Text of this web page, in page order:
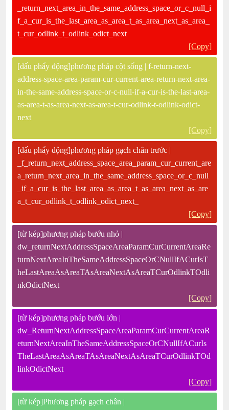
_return_next_area_in_the_same_address_space_or_c_null_i
f_a_cur_is_the_last_area_as_area_t_as_area_next_as_area_
t_cur_odlink_t_odlink_odict_next
[Copy]
[dấu phẩy động]phương pháp cột sống | f-return-next-
address-space-area-param-cur-current-area-return-next-area-
in-the-same-address-space-or-c-null-if-a-cur-is-the-last-area-
as-area-t-as-area-next-as-area-t-cur-odlink-t-odlink-odict-
next
[Copy]
[dấu phẩy động]phương pháp gạch chân trước |
_f_return_next_address_space_area_param_cur_current_are
a_return_next_area_in_the_same_address_space_or_c_null
_if_a_cur_is_the_last_area_as_area_t_as_area_next_as_are
a_t_cur_odlink_t_odlink_odict_next_
[Copy]
[từ kép]phương pháp bướu nhỏ |
dw_returnNextAddressSpaceAreaParamCurCurrentAreaRe
turnNextAreaInTheSameAddressSpaceOrCNullIfACurIsT
heLastAreaAsAreaTAsAreaNextAsAreaTCurOdlinkTOdli
nkOdictNext
[Copy]
[từ kép]phương pháp bướu lớn |
dw_ReturnNextAddressSpaceAreaParamCurCurrentAreaR
eturnNextAreaInTheSameAddressSpaceOrCNullIfACurIs
TheLastAreaAsAreaTAsAreaNextAsAreaTCurOdlinkTOd
linkOdictNext
[Copy]
[từ kép]Phương pháp gạch chân |